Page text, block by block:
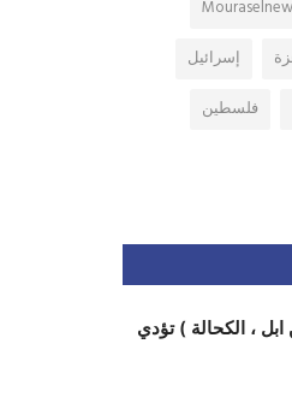
إسرائيل
فلسطين
، الكحالة ) تؤدي